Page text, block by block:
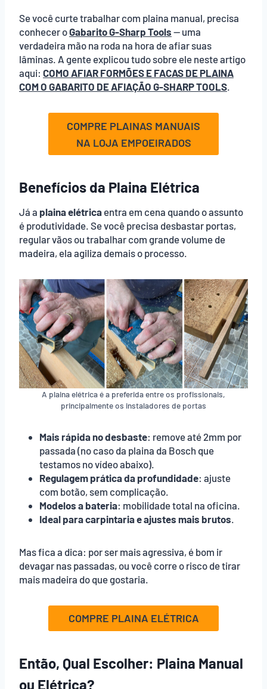
Se você curte trabalhar com plaina manual, precisa
conhecer oGabarito G-Sharp Tools — uma
verdadeira mão na roda na hora de afiar suas
lâminas. A gente explicou tudo sobre ele neste artigo
aqui: COMO AFIAR FORMÕES E FACAS DE PLAINA
COM O GABARITO DE AFIAÇÃO G-SHARP TOOLS.
COMPRE PLAINAS MANUAIS
NA LOJA EMPOEIRADOS
Benefícios da Plaina Elétrica
Já a plaina elétrica entra em cena quando o assunto
é produtividade. Se você precisa desbastar portas,
regular vãos ou trabalhar com grande volume de
madeira, ela agiliza demais o processo.
A plaina elétrica é a preferida entre os profissionais,
principalmente os instaladores de portas
Mais rápida no desbaste: remove até 2mm por
passada (no caso da plaina da Bosch que
testamos no vídeo abaixo).
Regulagem prática da profundidade: ajuste
com botão, sem complicação.
Modelos a bateria: mobilidade total na oficina.
Ideal para carpintaria e ajustes mais brutos.
Mas fica a dica: por ser mais agressiva, é bom ir
devagar nas passadas, ou você corre o risco de tirar
mais madeira do que gostaria.
COMPRE PLAINA ELÉTRICA
Então, Qual Escolher: Plaina Manual
ou Elétrica?